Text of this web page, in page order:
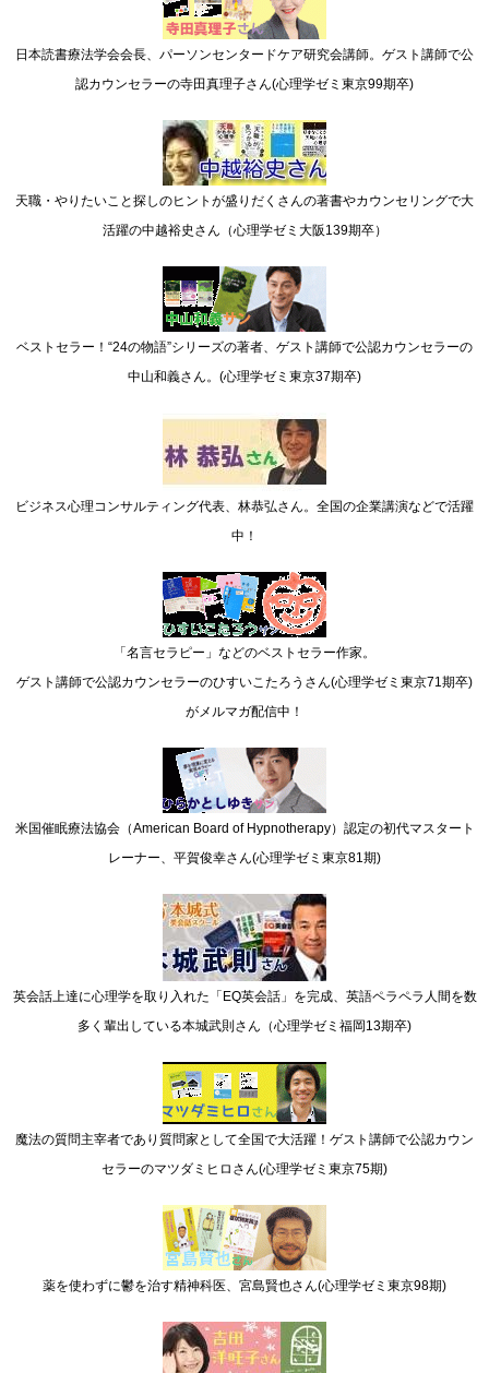
日本読書療法学会会長、パーソンセンタードケア研究会講師。ゲスト講師で公
認カウンセラーの寺田真理子さん(心理学ゼミ東京99期卒)
天職・やりたいこと探しのヒントが盛りだくさんの著書やカウンセリングで大
活躍の中越裕史さん（心理学ゼミ大阪139期卒）
ベストセラー！“24の物語”シリーズの著者、ゲスト講師で公認カウンセラーの
中山和義さん。(心理学ゼミ東京37期卒)
ビジネス心理コンサルティング代表、林恭弘さん。全国の企業講演などで活躍
中！
「名言セラピー」などのベストセラー作家。
ゲスト講師で公認カウンセラーのひすいこたろうさん(心理学ゼミ東京71期卒)
がメルマガ配信中！
米国催眠療法協会（American Board of Hypnotherapy）認定の初代マスタート
レーナー、平賀俊幸さん(心理学ゼミ東京81期)
英会話上達に心理学を取り入れた「EQ英会話」を完成、英語ペラペラ人間を数
多く輩出している本城武則さん（心理学ゼミ福岡13期卒)
魔法の質問主宰者であり質問家として全国で大活躍！ゲスト講師で公認カウン
セラーのマツダミヒロさん(心理学ゼミ東京75期)
薬を使わずに鬱を治す精神科医、宮島賢也さん(心理学ゼミ東京98期)